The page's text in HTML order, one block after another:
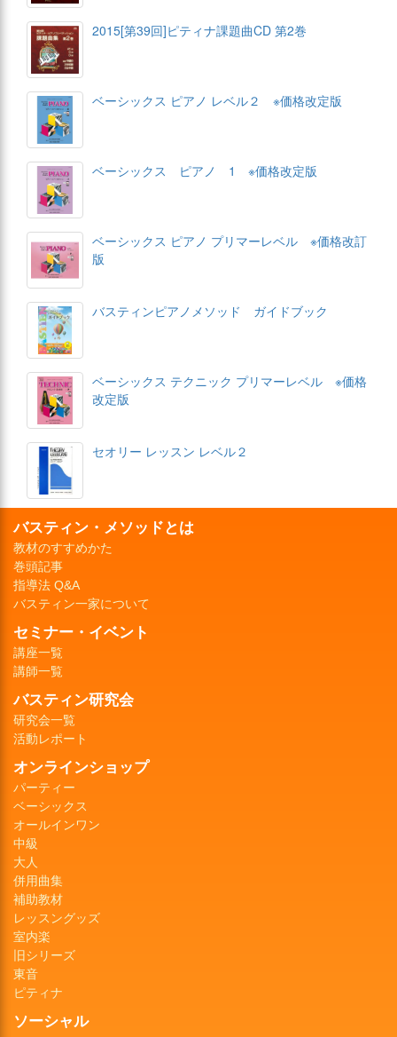
2015[第39回]ピティナ課題曲CD 第2巻
ベーシックス ピアノ レベル２ ※価格改定版
ベーシックス ピアノ 1 ※価格改定版
ベーシックス ピアノ プリマーレベル ※価格改訂
版
バスティンピアノメソッド ガイドブック
ベーシックス テクニック プリマーレベル ※価格
改定版
セオリー レッスン レベル２
バスティン・メソッドとは
教材のすすめかた
巻頭記事
指導法 Q&A
バスティン一家について
セミナー・イベント
講座一覧
講師一覧
バスティン研究会
研究会一覧
活動レポート
オンラインショップ
パーティー
ベーシックス
オールインワン
中級
大人
併用曲集
補助教材
レッスングッズ
室内楽
旧シリーズ
東音
ピティナ
ソーシャル